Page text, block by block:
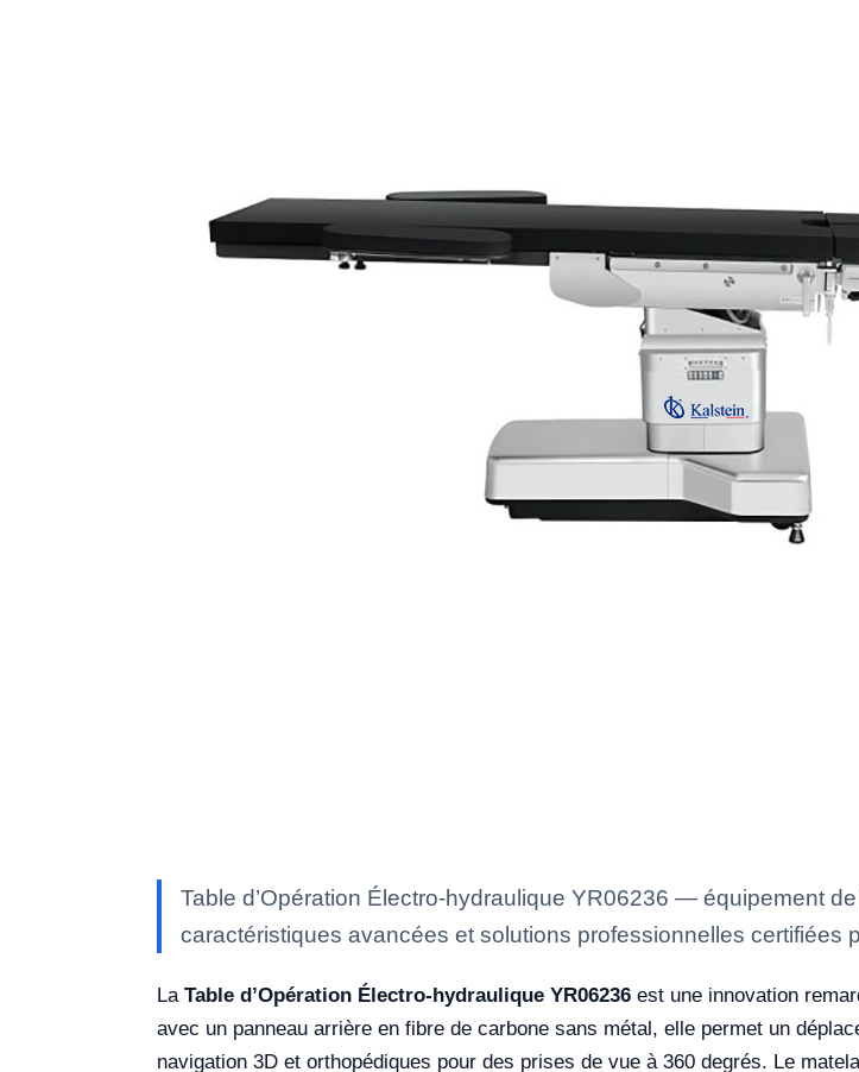
Table d’Opération Électro-hydraulique YR06236 — équipement
caractéristiques avancées et solutions professionnelles certifiées
La Table d’Opération Électro-hydraulique YR06236 est une innovation
avec un panneau arrière en fibre de carbone sans métal, elle permet un
navigation 3D et orthopédiques pour des prises de vue à 360 degrés. Le